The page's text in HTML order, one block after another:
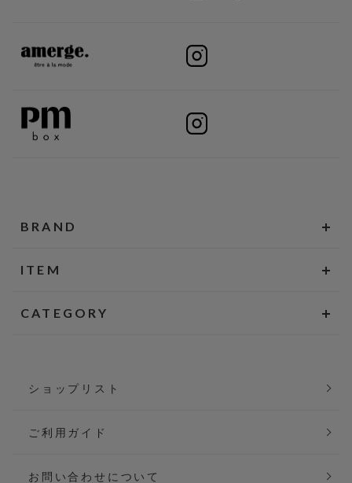
BRAND
ITEM
CATEGORY
ショップリスト
ご利用ガイド
お問い合わせについて